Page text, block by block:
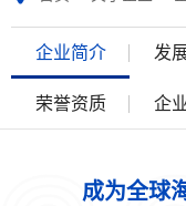
企业简介 发
荣誉资质 企
成为全球